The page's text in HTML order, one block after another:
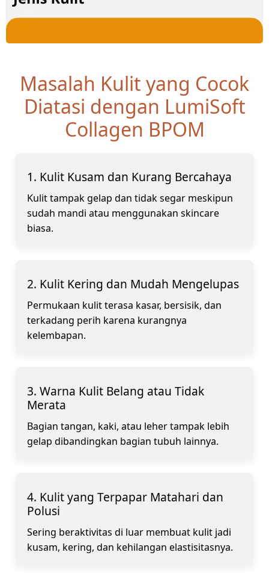
Masalah Kulit yang Cocok
Diatasi dengan LumiSoft
Collagen BPOM
1. Kulit Kusam dan Kurang Bercahaya
Kulit tampak gelap dan tidak segar meskipun
sudah mandi atau menggunakan skincare
biasa.
2. Kulit Kering dan Mudah Mengelupas
Permukaan kulit terasa kasar, bersisik, dan
terkadang perih karena kurangnya
kelembapan.
3. Warna Kulit Belang atau Tidak
Merata
Bagian tangan, kaki, atau leher tampak lebih
gelap dibandingkan bagian tubuh lainnya.
4. Kulit yang Terpapar Matahari dan
Polusi
Sering beraktivitas di luar membuat kulit jadi
kusam, kering, dan kehilangan elastisitasnya.